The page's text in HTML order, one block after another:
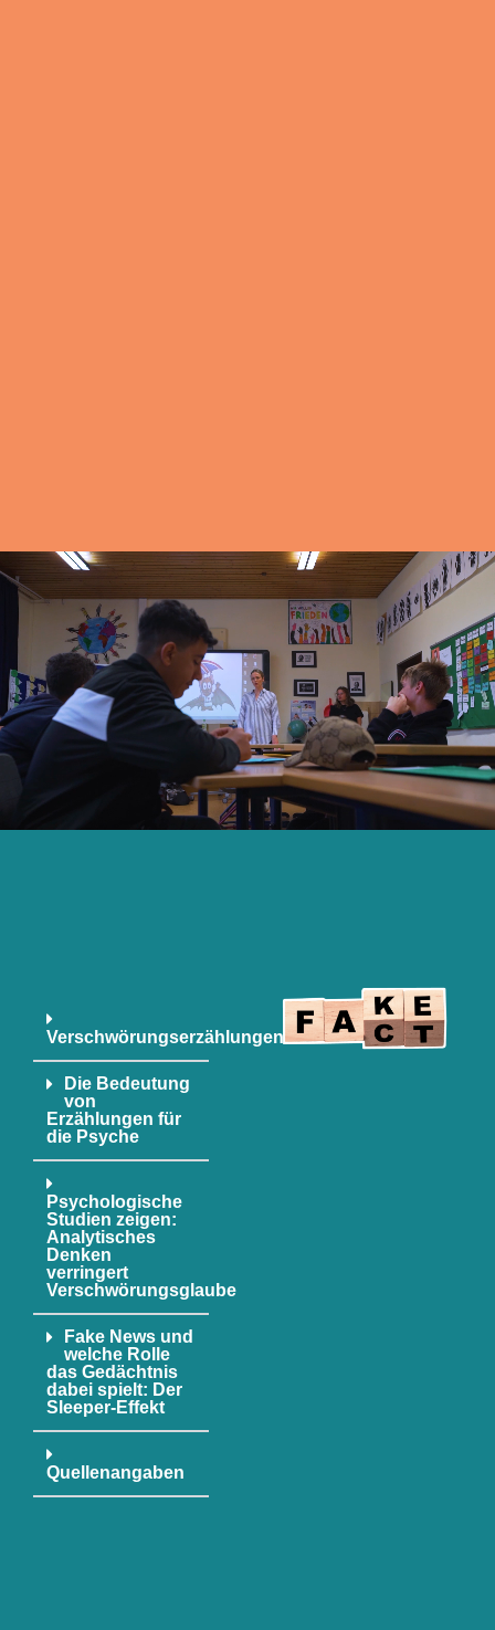
Verschwörungserzählungen
Die Bedeutung
von
Erzählungen für
die Psyche
Psychologische
Studien zeigen:
Analytisches
Denken
verringert
Verschwörungsglaube
Fake News und
welche Rolle
das Gedächtnis
dabei spielt: Der
Sleeper-Effekt
Quellenangaben